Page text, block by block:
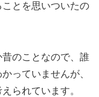
とを思いついたの
のことなので、誰
っていませんが、
られています。